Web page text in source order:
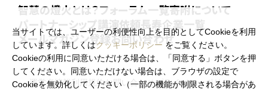
智慧の燈火とは？フォーラム一覧寄附について
パートナーシップ講演依頼長寿企業一覧
メールマガジン登録お問い合わせ
運営者情報 利用規約お問い合わせプライバシーポリシー
当サイトでは、ユーザーの利便性向上を目的としてCookieを利用
しています。詳しくはクッキーポリシー をご覧ください。
Cookieの利用に同意いただける場合は、「同意する」ボタンを押
してください。同意いただけない場合は、ブラウザの設定で
Cookieを無効化してください（一部の機能が制限される場合があ